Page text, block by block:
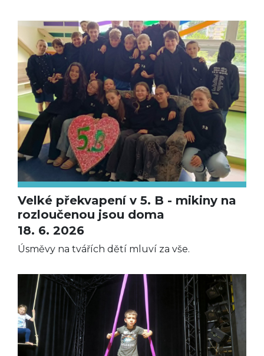
Velké překvapení v 5. B - mikiny na
rozloučenou jsou doma
18. 6. 2026
Úsměvy na tvářích dětí mluví za vše.